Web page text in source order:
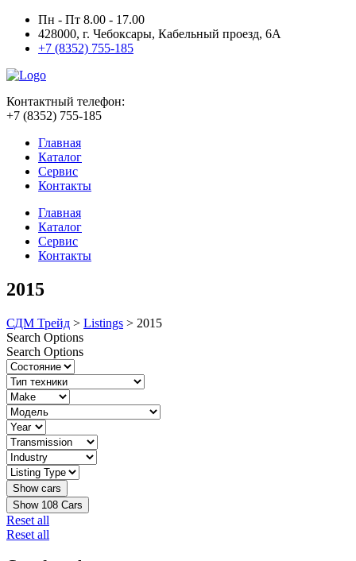
Пн - Пт 8.00 - 17.00
428000, г. Чебоксары, Кабельный проезд, 6А
+7 (8352) 755-185
Контактный телефон:
+7 (8352) 755-185
Главная
Каталог
Сервис
Контакты
Главная
Каталог
Сервис
Контакты
2015
СДМ Трейд > Listings > 2015
Search Options
Search Options
Show 108 Cars
Reset all
Reset all